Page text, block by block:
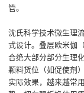
管。
沈氏科学技术微生理
式设计。叠层欧米伽
合绝大部分部分生理
颗料货位（如促使剂
实际效果，越来越常